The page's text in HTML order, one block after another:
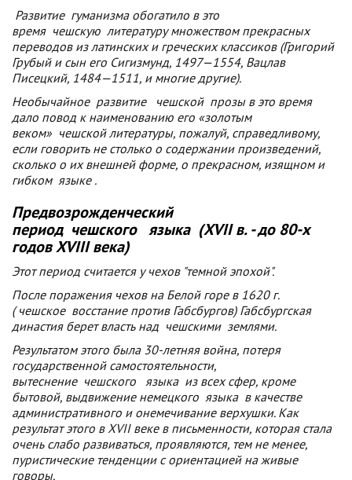
Развитие гуманизма обогатило в это
время чешскую литературу множеством прекрасных
переводов из латинских и греческих классиков (Григорий
Грубый и сын его Сигизмунд, 1497—1554, Вацлав
Писецкий, 1484—1511, и многие другие).
Необычайное развитие чешской прозы в это время
дало повод к наименованию его «золотым
веком» чешскойлитературы, пожалуй, справедливому,
если говорить не столько о содержании произведений,
сколько о их внешней форме, о прекрасном, изящном и
гибком языке .
Предвозрожденческий
период чешского языка (XVII в. - до 80-х
годов XVIII века)
Этот период считается у чехов "темной эпохой".
После поражения чехов на Белой горе в 1620 г.
(чешское восстание против Габсбургов) Габсбургская
династия берет власть над чешскими землями.
Результатом этого была 30-летняя война, потеря
государственной самостоятельности,
вытеснение чешского языка из всех сфер, кроме
бытовой, выдвижение немецкого языка в качестве
административного и онемечивание верхушки. Как
результат этого в XVII веке в письменности, которая стала
очень слабо развиваться, проявляются, тем не менее,
пуристические тенденции с ориентацией на живые
говоры.